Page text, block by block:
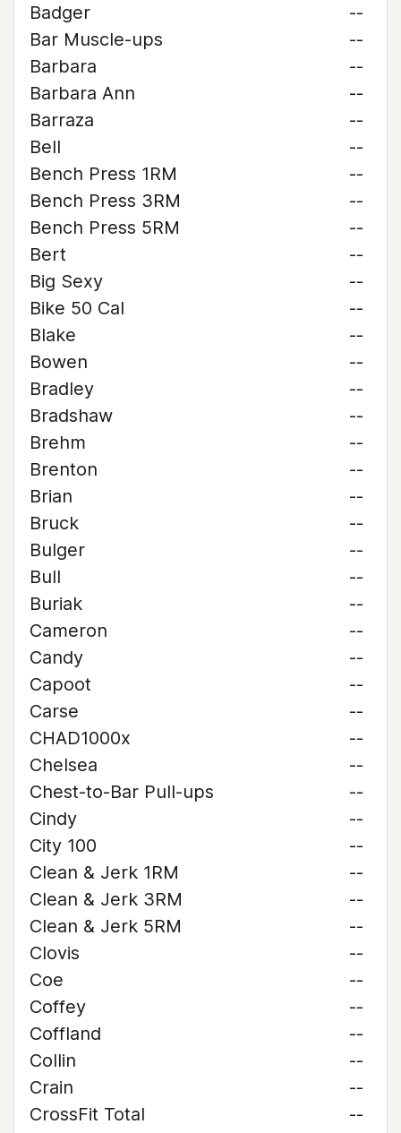
Badger
--
Bar Muscle-ups
--
Barbara
--
Barbara Ann
--
Barraza
--
Bell
--
Bench Press 1RM
--
Bench Press 3RM
--
Bench Press 5RM
--
Bert
--
Big Sexy
--
Bike 50 Cal
--
Blake
--
Bowen
--
Bradley
--
Bradshaw
--
Brehm
--
Brenton
--
Brian
--
Bruck
--
Bulger
--
Bull
--
Buriak
--
Cameron
--
Candy
--
Capoot
--
Carse
--
CHAD1000x
--
Chelsea
--
Chest-to-Bar Pull-ups
--
Cindy
--
City 100
--
Clean & Jerk 1RM
--
Clean & Jerk 3RM
--
Clean & Jerk 5RM
--
Clovis
--
Coe
--
Coffey
--
Coffland
--
Collin
--
Crain
--
CrossFit Total
--